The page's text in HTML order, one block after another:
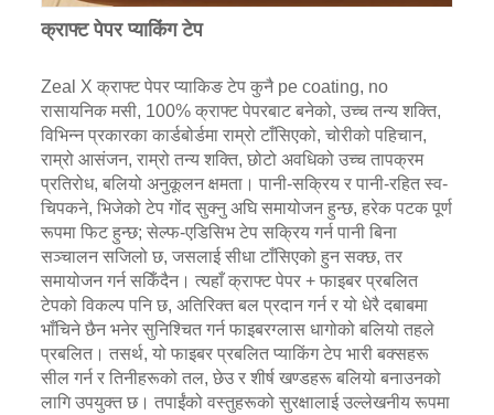
क्राफ्ट पेपर प्याकिंग टेप
Zeal X क्राफ्ट पेपर प्याकिङ टेप कुनै pe coating, no
रासायनिक मसी, 100% क्राफ्ट पेपरबाट बनेको, उच्च तन्य शक्ति,
विभिन्न प्रकारका कार्डबोर्डमा राम्रो टाँसिएको, चोरीको पहिचान,
राम्रो आसंजन, राम्रो तन्य शक्ति, छोटो अवधिको उच्च तापक्रम
प्रतिरोध, बलियो अनुकूलन क्षमता। पानी-सक्रिय र पानी-रहित स्व-
चिपकने, भिजेको टेप गोंद सुक्नु अघि समायोजन हुन्छ, हरेक पटक पूर्ण
रूपमा फिट हुन्छ; सेल्फ-एडिसिभ टेप सक्रिय गर्न पानी बिना
सञ्चालन सजिलो छ, जसलाई सीधा टाँसिएको हुन सक्छ, तर
समायोजन गर्न सकिँदैन। त्यहाँ क्राफ्ट पेपर + फाइबर प्रबलित
टेपको विकल्प पनि छ, अतिरिक्त बल प्रदान गर्न र यो धेरै दबाबमा
भाँचिने छैन भनेर सुनिश्चित गर्न फाइबरग्लास धागोको बलियो तहले
प्रबलित। तसर्थ, यो फाइबर प्रबलित प्याकिंग टेप भारी बक्सहरू
सील गर्न र तिनीहरूको तल, छेउ र शीर्ष खण्डहरू बलियो बनाउनको
लागि उपयुक्त छ। तपाईंको वस्तुहरूको सुरक्षालाई उल्लेखनीय रूपमा